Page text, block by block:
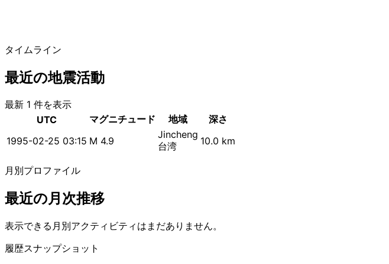
タイムライン
最近の地震活動
最新 1 件を表示
UTC
マグニチュード 地域
深さ
1995-02-25 03:15 M 4.9
Jincheng
台湾
10.0 km
月別プロファイル
最近の月次推移
表示できる月別アクティビティはまだありません。
履歴スナップショット